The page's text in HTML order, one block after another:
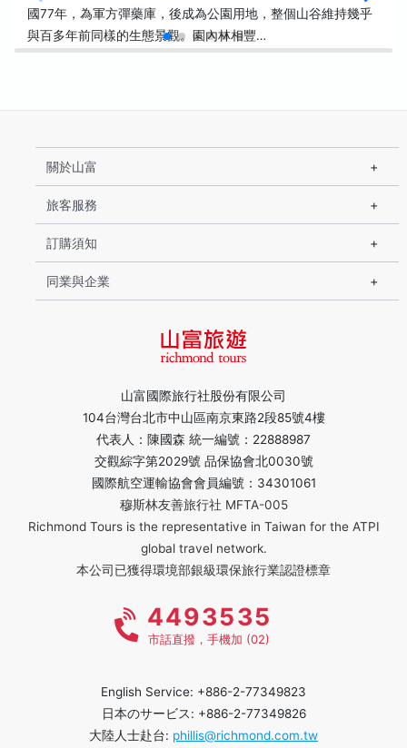
國77年，為軍方彈藥庫，後成為公園用地，整個山谷維持幾乎
與百多年前同樣的生態景觀。園內林相豐…
山富國際旅行社股份有限公司
104台灣台北市中山區南京東路2段85號4樓
代表人：陳國森 統一編號：22888987
交觀綜字第2029號 品保協會北0030號
國際航空運輸協會會員編號：34301061
穆斯林友善旅行社 MFTA-005
Richmond Tours is the representative in Taiwan for the ATPI
global travel network.
本公司已獲得環境部銀級環保旅行業認證標章
關於山富
旅客服務
訂購須知
同業與企業
4493535
市話直撥，手機加 (02)
English Service: +886-2-77349823
日本のサービス: +886-2-77349826
大陸人士赴台: phillis@richmond.com.tw